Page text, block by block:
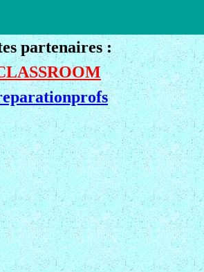
partenaires :